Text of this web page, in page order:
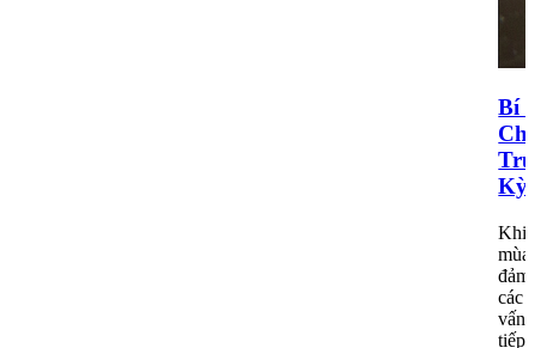
Bí
Kỳ
Khi
mùa
đảm
các
vấn
tiếp